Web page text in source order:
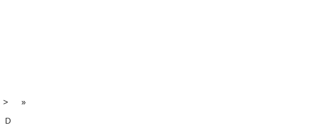
>
»
D